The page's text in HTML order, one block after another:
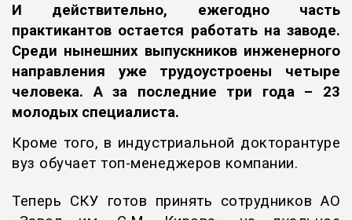
И действительно, ежегодно часть
практикантов остается работать на заводе.
Среди нынешних выпускников инженерного
направления уже трудоустроены четыре
человека. А за последние три года – 23
молодых специалиста.
Кроме того, в индустриальной докторантуре
вуз обучает топ-менеджеров компании.
Теперь СКУ готов принять сотрудников АО